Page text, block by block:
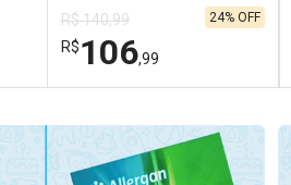
R$ 140,99
R$106,99
24% OFF
Laboratório
Por Menos